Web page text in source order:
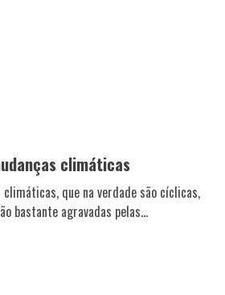
climáticas
que na verdade são cíclicas,
bastante agravadas pelas...